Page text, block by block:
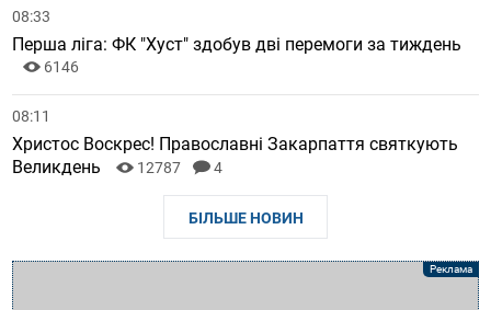
08:33
Перша ліга: ФК "Хуст" здобув дві перемоги за тиждень
6146
08:11
Христос Воскрес! Православні Закарпаття святкують
Великдень
12787 4
БІЛЬШЕ НОВИН